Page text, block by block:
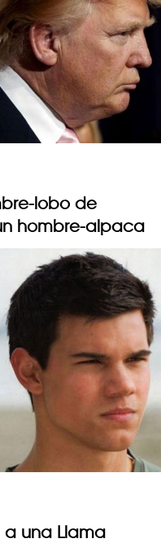
lobo de
hombre-alpaca
a una Llama